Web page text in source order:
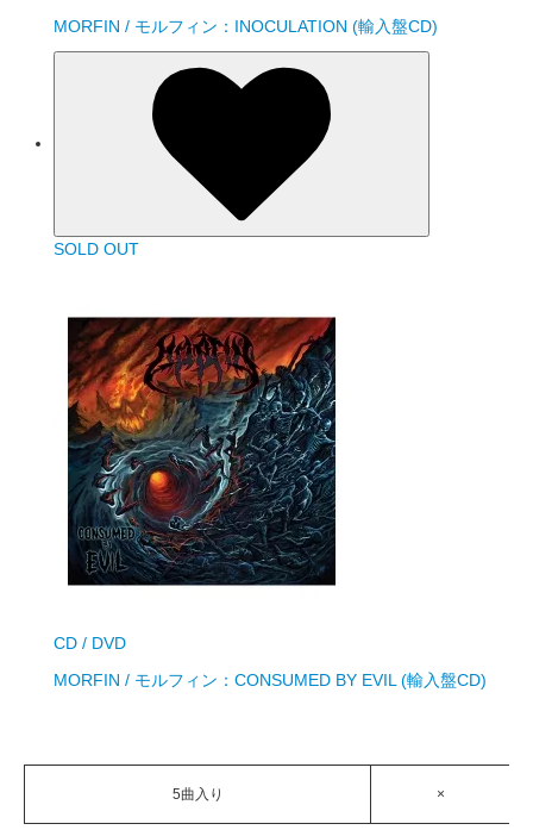
MORFIN / モルフィン：INOCULATION (輸入盤CD)
SOLD OUT
CD / DVD
MORFIN / モルフィン：CONSUMED BY EVIL (輸入盤CD)
5曲入り ×